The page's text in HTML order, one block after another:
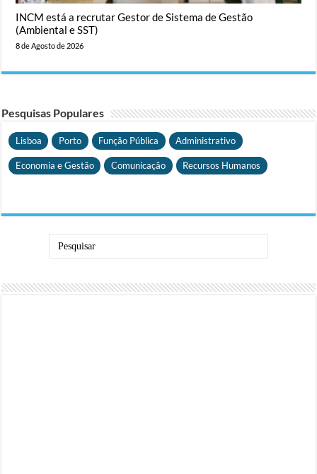
INCM está a recrutar Gestor de Sistema de Gestão
(Ambiental e SST)
8 de Agosto de 2026
Pesquisas Populares
Lisboa Porto Função Pública Administrativo
Economia e Gestão Comunicação Recursos Humanos